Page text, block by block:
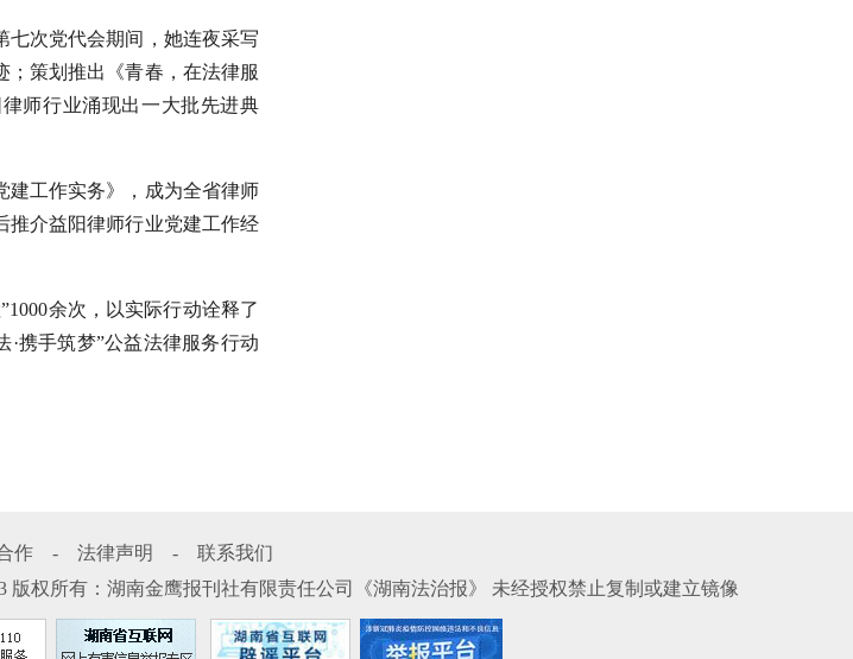
七次党代会期间，她连夜采写
；策划推出《青春，在法律服
师行业涌现出一大批先进典
建工作实务》，成为全省律师
推介益阳律师行业党建工作经
余次，以实际行动诠释了
·携手筑梦”公益法律服务行动
作 - 法律声明 -
联系我们
版权所有：湖南金鹰报刊社有限责任公司《湖南法治报》 未经授权禁止复制或建立镜像